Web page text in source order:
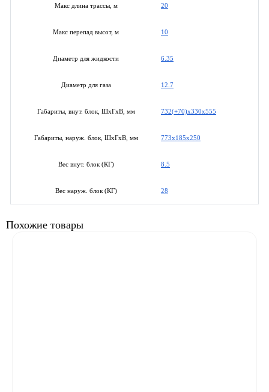
Макс длина трассы, м 20
Макс перепад высот, м 10
Диаметр для жидкости 6.35
Диаметр для газа 12.7
Габариты, внут. блок, ШхГхВ, мм 732(+70)x330x555
Габариты, наруж. блок, ШхГхВ, мм 773x185x250
Вес внут. блок (КГ) 8.5
Вес наруж. блок (КГ) 28
Похожие товары